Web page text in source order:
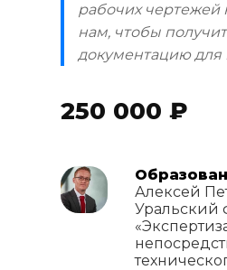
рабочих
нам, чтобы
документацию для
250 000 ₽
Алексей
Уральский